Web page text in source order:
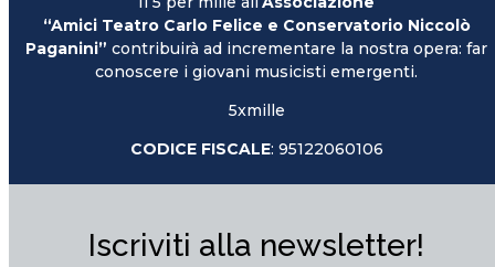
“Amici Teatro Carlo Felice e Conservatorio Niccolò
Paganini” contribuirà ad incrementare la nostra opera: far
conoscere i giovani musicisti emergenti.
5xmille
CODICE FISCALE: 95122060106
Iscriviti alla newsletter!